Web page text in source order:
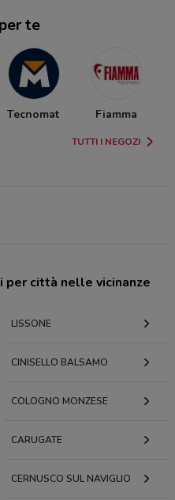
te
Tecnomat Fiamma
TUTTI I NEGOZI
città nelle vicinanze
LISSONE
CINISELLO BALSAMO
COLOGNO MONZESE
CARUGATE
CERNUSCO SUL NAVIGLIO